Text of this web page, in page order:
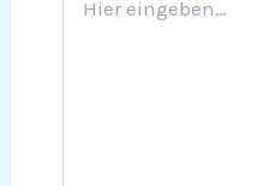
eingeben…